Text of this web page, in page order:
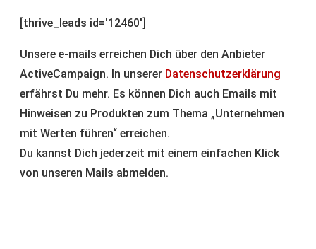
ActiveCampaign. In unsererDatenschutzerklärung
erfährst Du mehr. Es können Dich auch Emails mit
Hinweisen zu Produkten zum Thema „Unternehmen
mit Werten führen“ erreichen.
Du kannst Dich jederzeit mit einem einfachen Klick
von unseren Mails abmelden.